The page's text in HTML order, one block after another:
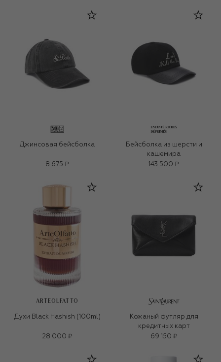
Джинсовая бейсболка
8 675 ₽
Бейсболка из шерсти и
кашемира
143 500 ₽
ARTEOLFATTO
Духи Black Hashish (100ml)
28 000 ₽
Кожаный футляр для
кредитных карт
69 150 ₽